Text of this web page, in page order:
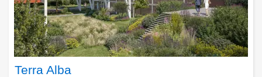
Terra Alba